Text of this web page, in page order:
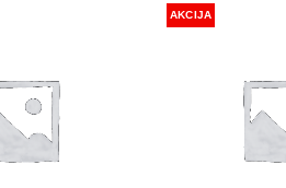
AKCIJA